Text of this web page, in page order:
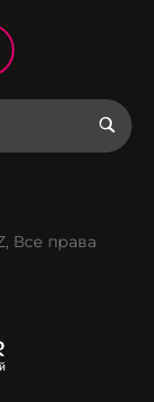
Все права